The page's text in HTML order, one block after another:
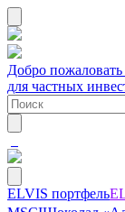
Добро пожаловать
для частных
ELVIS портфель